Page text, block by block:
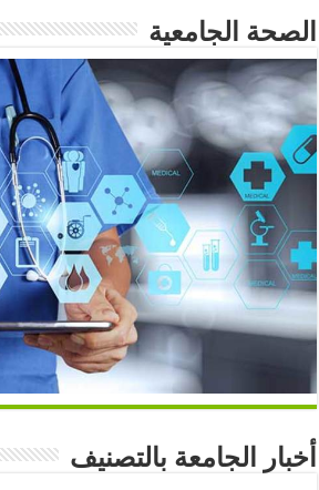
الصحة الجامعية
أخبار الجامعة بالتصنيف